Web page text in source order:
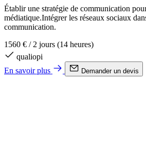
Établir une stratégie de communication
médiatique.Intégrer les réseaux sociaux
communication.
1560 € / 2 jours (14 heures)
qualiopi
En savoir plus
Demander un devis